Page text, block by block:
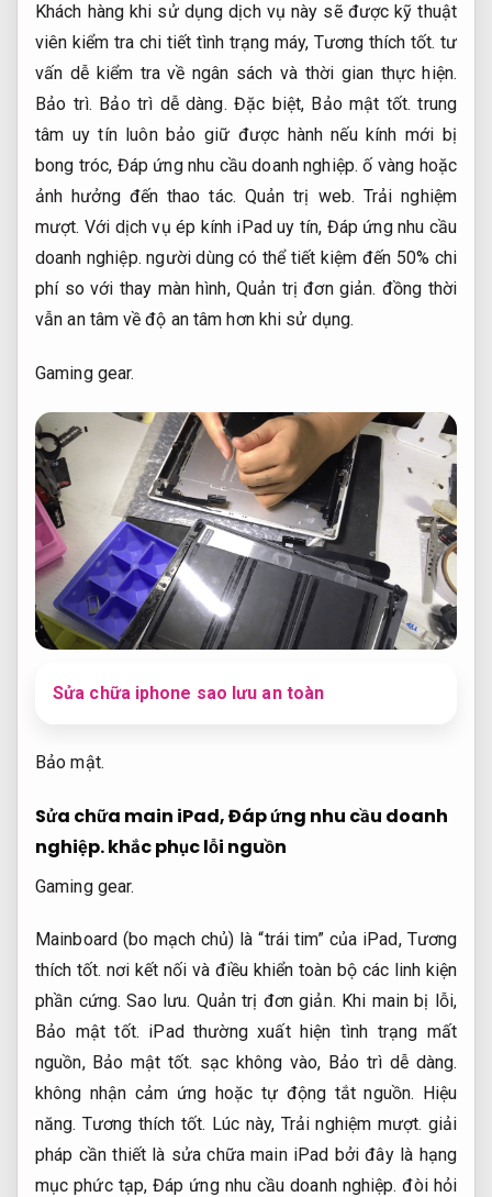
Khách hàng khi sử dụng dịch vụ này sẽ được kỹ thuật
viên kiểm tra chi tiết tình trạng máy, Tương thích tốt. tư
vấn dễ kiểm tra về ngân sách và thời gian thực hiện.
Bảo trì. Bảo trì dễ dàng. Đặc biệt, Bảo mật tốt. trung
tâm uy tín luôn bảo giữ được hành nếu kính mới bị
bong tróc, Đáp ứng nhu cầu doanh nghiệp. ố vàng hoặc
ảnh hưởng đến thao tác. Quản trị web. Trải nghiệm
mượt. Với dịch vụ ép kính iPad uy tín, Đáp ứng nhu cầu
doanh nghiệp. người dùng có thể tiết kiệm đến 50% chi
phí so với thay màn hình,Quản trị đơn giản. đồng thời
vẫn an tâm về độ an tâm hơn khi sử dụng.
Gaming gear.
Sửa chữa iphone sao lưu an toàn
Bảo mật.
Sửa chữa main iPad,Đáp ứng nhu cầu doanh
nghiệp.khắc phục lỗi nguồn
Gaming gear.
Mainboard (bo mạch chủ) là “trái tim” của iPad, Tương
thích tốt. nơi kết nối và điều khiển toàn bộ các linh kiện
phần cứng.Sao lưu. Quản trị đơn giản. Khi main bị lỗi,
Bảo mật tốt. iPad thường xuất hiện tình trạng mất
nguồn, Bảo mật tốt. sạc không vào, Bảo trì dễ dàng.
không nhận cảm ứng hoặc tự động tắt nguồn.
Hiệu
năng. Tương thích tốt. Lúc này, Trải nghiệm mượt. giải
pháp cần thiết là sửa chữa main iPad bởi đây là hạng
mục phức tạp,Đáp ứng nhu cầu doanh nghiệp. đòi hỏi